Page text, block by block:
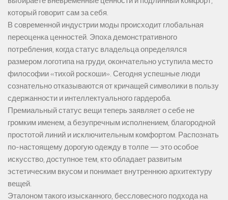
который говорит сам за себя.
В современной индустрии моды происходит глобальная
переоценка ценностей. Эпоха демонстративного
потребления, когда статус владельца определялся
размером логотипа на груди, окончательно уступила место
философии «тихой роскоши». Сегодня успешные люди
сознательно отказываются от кричащей символики в пользу
сдержанности и интеллектуального гардероба.
Премиальный статус вещи теперь заявляет о себе не
громким именем, а безупречным исполнением, благородной
простотой линий и исключительным комфортом. Распознать
по-настоящему дорогую одежду в толпе — это особое
искусство, доступное тем, кто обладает развитым
эстетическим вкусом и понимает внутреннюю архитектуру
вещей.
Эталоном такого изысканного, бессловесного подхода на